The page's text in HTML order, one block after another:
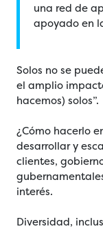
una red de
apoyado en
Solos no se
el amplio
hacemos) solos”.
¿Cómo hacerlo
desarrollar y
clientes,
interés.
Diversidad,